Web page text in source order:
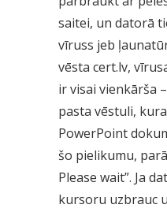
saitei, un datorā
vīruss jeb
vēsta cert.lv,
ir visai vienkārša
pasta vēstuli,
PowerPoint
šo pielikumu,
Please wait”. Ja
kursoru uzbrauc